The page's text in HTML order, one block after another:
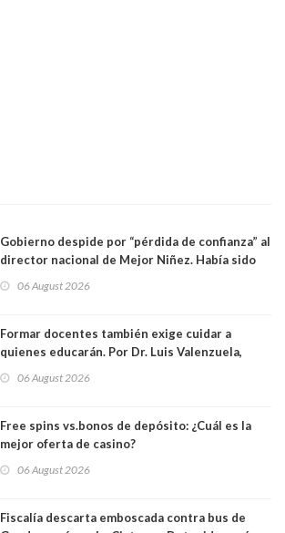
Gobierno despide por “pérdida de confianza” al
director nacional de Mejor Niñez. Había sido
06 August 2026
Formar docentes también exige cuidar a
quienes educarán. Por Dr. Luis Valenzuela,
Académicos U. Católica Silva Henríquez
06 August 2026
Free spins vs.bonos de depósito: ¿Cuál es la
mejor oferta de casino?
06 August 2026
Fiscalía descarta emboscada contra bus de